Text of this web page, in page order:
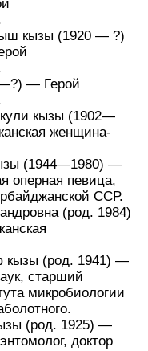
кызы (1920 — ?)
— Герой
кызы (1902—
женщина-
(1944—1980) —
оперная певица,
ССР.
(род. 1984)
(род. 1941) —
старший
микробиологии
(род. 1925) —
доктор